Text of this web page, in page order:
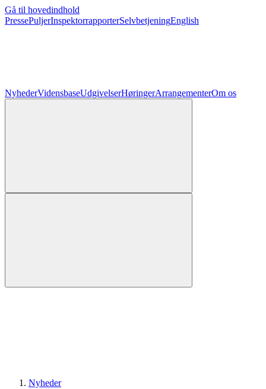
Gå til hovedindhold
PressePuljerInspektorrapporterSelvbetjeningEnglish
NyhederVidensbaseUdgivelserHøringerArrangementerOm os
Nyheder